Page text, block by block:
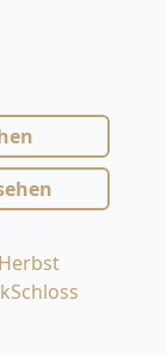
Herbst
Schloss